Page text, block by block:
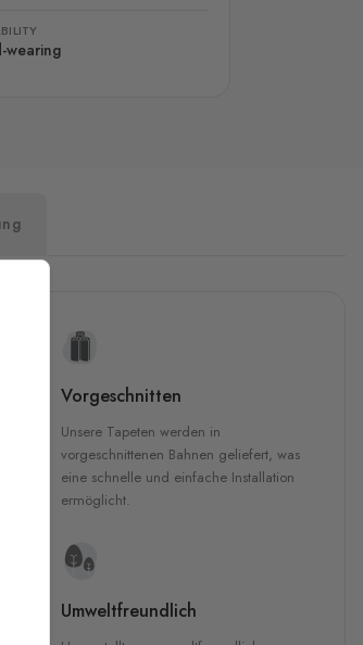
wearing
Vorgeschnitten
Unsere Tapeten werden in
vorgeschnittenen Bahnen geliefert, was
eine schnelle und einfache Installation
ermöglicht.
Umweltfreundlich